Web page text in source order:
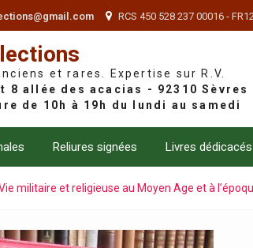
RCS 450 528 237 00016 -
et rares. Expertise sur R.V.
Reliures signées Livres dédicacés
militaire et religieuse au Moyen Age et à